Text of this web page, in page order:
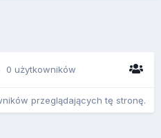
0 użytkowników
przeglądających tę stronę.